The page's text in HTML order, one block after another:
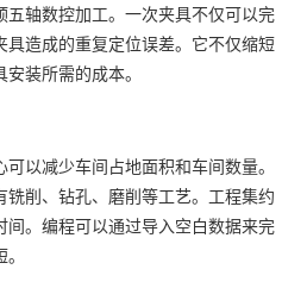
轴数控加工。一次夹具不仅可以完
具造成的重复定位误差。它不仅缩短
装所需的成本。
以减少车间占地面积和车间数量。
削、钻孔、磨削等工艺。工程集约
。编程可以通过导入空白数据来完